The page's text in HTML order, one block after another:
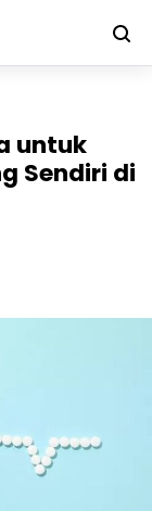
untuk
Sendiri di